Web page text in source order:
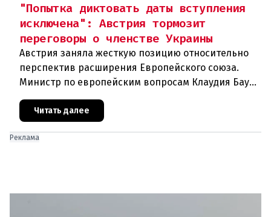
"Попытка диктовать даты вступления
исключена": Австрия тормозит
переговоры о членстве Украины
Австрия заняла жесткую позицию относительно
перспектив расширения Европейского союза.
Министр по европейским вопросам Клаудия Бауэр
(ÖVP) категорически исключила возможность
ускоренного присоединения
Читать далее
Реклама